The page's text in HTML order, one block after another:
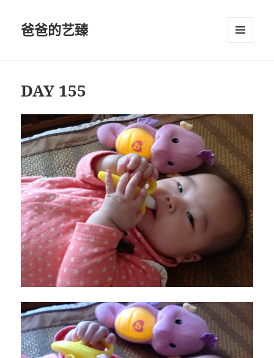
爸爸的艺臻
DAY 155